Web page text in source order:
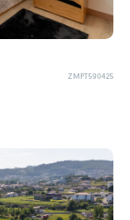
ZMPT590425